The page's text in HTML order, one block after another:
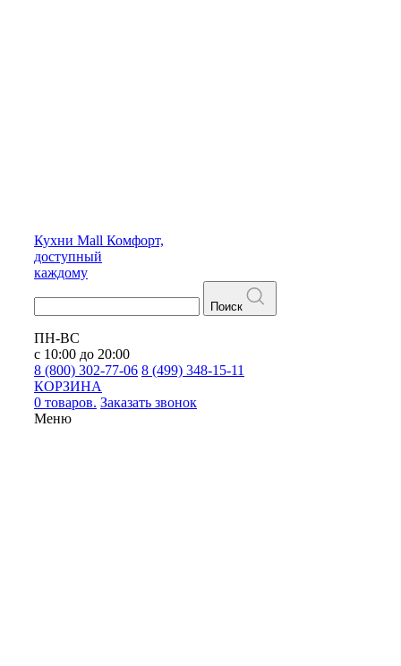
Кухни Mall Комфорт,
доступный
каждому
Поиск
ПН-ВС
с 10:00 до 20:00
8 (800) 302-77-06 8 (499) 348-15-11
КОРЗИНА
0 товаров. Заказать звонок
Меню